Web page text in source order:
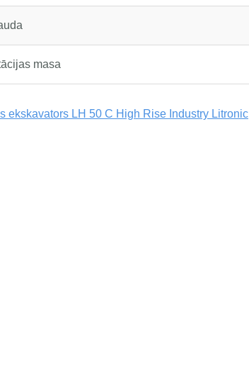
masa
ekskavators LH 50 C High Rise Industry Litronic